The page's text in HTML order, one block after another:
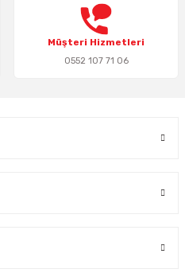
olmalı.
Müşteri Hizmetleri
0552 107 71 06